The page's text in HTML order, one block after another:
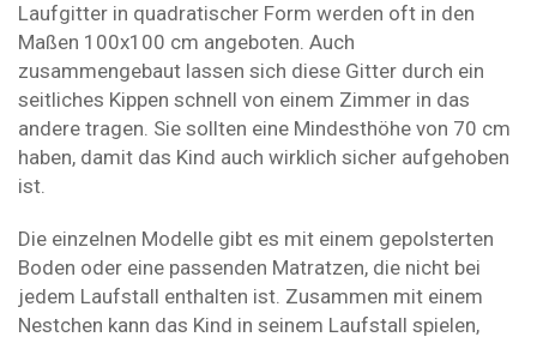
Laufgitter in quadratischer Form werden oft in den
Maßen 100x100 cm angeboten. Auch
zusammengebaut lassen sich diese Gitter durch ein
seitliches Kippen schnell von einem Zimmer in das
andere tragen. Sie sollten eine Mindesthöhe von 70 cm
haben, damit das Kind auch wirklich sicher aufgehoben
ist.
Die einzelnen Modelle gibt es mit einem gepolsterten
Boden oder eine passenden Matratzen, die nicht bei
jedem Laufstall enthalten ist. Zusammen mit einem
Nestchen kann das Kind in seinem Laufstall spielen,